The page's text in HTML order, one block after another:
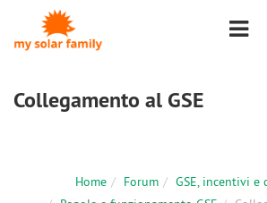
Salta al contenuto principale
Collegamento al GSE
Home Forum
GSE, incentivi